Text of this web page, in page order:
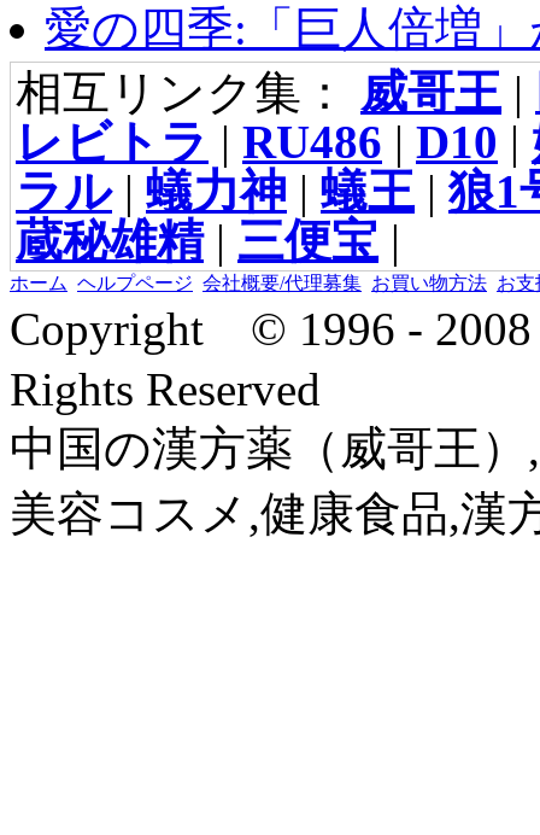
愛の四季:「巨人倍増
相互リンク集： 威哥王 |
レビトラ | RU486 | D10 |
ラル| 蟻力神 | 蟻王 |狼1
蔵秘雄精| 三便宝 |
ホーム ヘルプページ 会社概要/代理募集 お買い物方法 お支
Copyright © 1996 -
Rights Reserved
中国の漢方薬（威哥王
美容コスメ,健康食品,漢